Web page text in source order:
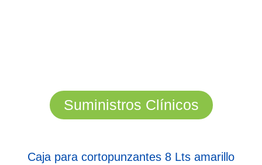
Suministros Clínicos
Caja para cortopunzantes 8 Lts amarillo